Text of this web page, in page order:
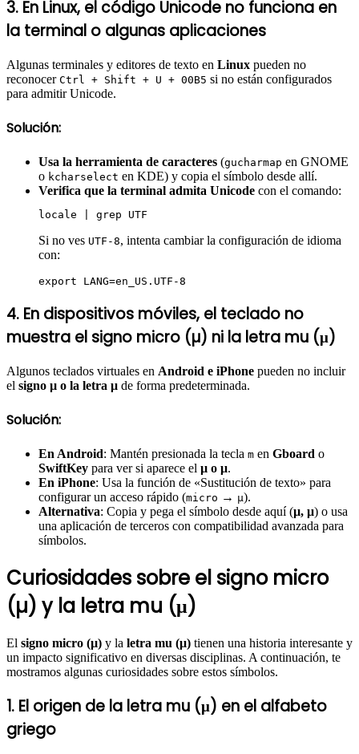
3. En Linux, el código Unicode no funciona en
la terminal o algunas aplicaciones
Algunas terminales y editores de texto en Linux pueden no
reconocer Ctrl + Shift + U + 00B5 si no están configurados
para admitir Unicode.
Solución:
Usa la herramienta de caracteres (gucharmap en GNOME
o kcharselect en KDE) y copia el símbolo desde allí.
Verifica que la terminal admita Unicode con el comando:
Si no ves UTF-8, intenta cambiar la configuración de idioma
con:
4. En dispositivos móviles, el teclado no
muestra el signo micro (µ) ni la letra mu (μ)
Algunos teclados virtuales en Android e iPhone pueden no incluir
el signo µ o la letra μ de forma predeterminada.
Solución:
En Android: Mantén presionada la tecla m en Gboard o
SwiftKey para ver si aparece el µ o μ.
En iPhone: Usa la función de «Sustitución de texto» para
configurar un acceso rápido (micro → µ).
Alternativa: Copia y pega el símbolo desde aquí (µ, μ) o usa
una aplicación de terceros con compatibilidad avanzada para
símbolos.
Curiosidades sobre el signo micro
(µ) y la letra mu (μ)
El signo micro (µ) y la letra mu (μ) tienen una historia interesante y
un impacto significativo en diversas disciplinas. A continuación, te
mostramos algunas curiosidades sobre estos símbolos.
1. El origen de la letra mu (μ) en el alfabeto
griego